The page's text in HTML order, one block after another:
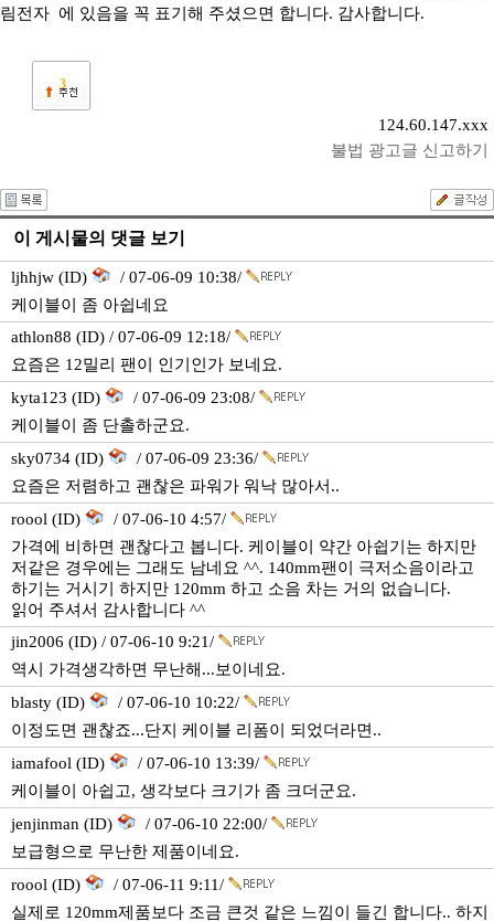
림전자 에 있음을 꼭 표기해 주셨으면 합니다. 감사합니다.
3
124.60.147.xxx
불법 광고글 신고하기
이 게시물의 댓글 보기
ljhhjw (ID)
/ 07-06-09 10:38/
케이블이 좀 아쉽네요
athlon88 (ID) / 07-06-09 12:18/
요즘은 12밀리 팬이 인기인가 보네요.
kyta123 (ID)
/ 07-06-09 23:08/
케이블이 좀 단촐하군요.
sky0734 (ID)
/ 07-06-09 23:36/
요즘은 저렴하고 괜찮은 파워가 워낙 많아서..
roool (ID)
/ 07-06-10 4:57/
가격에 비하면 괜찮다고 봅니다. 케이블이 약간 아쉽기는 하지만
저같은 경우에는 그래도 남네요 ^^. 140mm팬이 극저소음이라고
하기는 거시기 하지만 120mm 하고 소음 차는 거의 없습니다.
읽어 주셔서 감사합니다 ^^
jin2006 (ID) / 07-06-10 9:21/
역시 가격생각하면 무난해...보이네요.
blasty (ID)
/ 07-06-10 10:22/
이정도면 괜찮죠...단지 케이블 리폼이 되었더라면..
iamafool (ID)
/ 07-06-10 13:39/
케이블이 아쉽고, 생각보다 크기가 좀 크더군요.
jenjinman (ID)
/ 07-06-10 22:00/
보급형으로 무난한 제품이네요.
roool (ID)
/ 07-06-11 9:11/
실제로 120mm제품보다 조금 큰것 같은 느낌이 들긴 합니다.. 하지